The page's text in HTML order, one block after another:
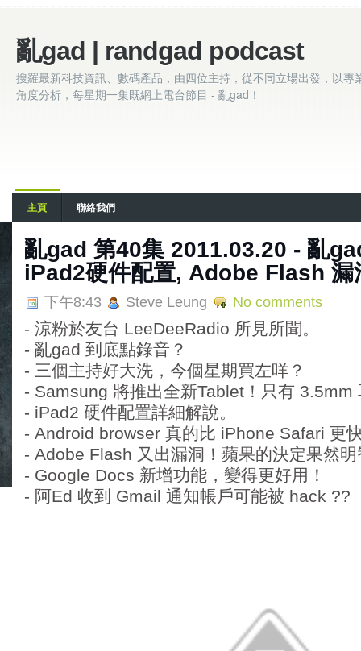
亂gad | randgad podcast
搜羅最新科技資訊、數碼產品，由四位主持，從不同立場出發，以專
角度分析，每星期一集既網上電台節目 - 亂gad！
主頁 聯絡我們
亂gad 第40集 2011.03.20 - 亂
iPad2硬件配置, Adobe Flash 漏
下午8:43 Steve Leung No comments
- 涼粉於友台 LeeDeeRadio 所見所聞。
- 亂gad 到底點錄音？
- 三個主持好大洗，今個星期買左咩？
- Samsung 將推出全新Tablet！只有 3.5mm
- iPad2 硬件配置詳細解說。
- Android browser 真的比 iPhone Safari 更
- Adobe Flash 又出漏洞！蘋果的決定果然明
- Google Docs 新增功能，變得更好用！
- 阿Ed 收到 Gmail 通知帳戶可能被 hack ??